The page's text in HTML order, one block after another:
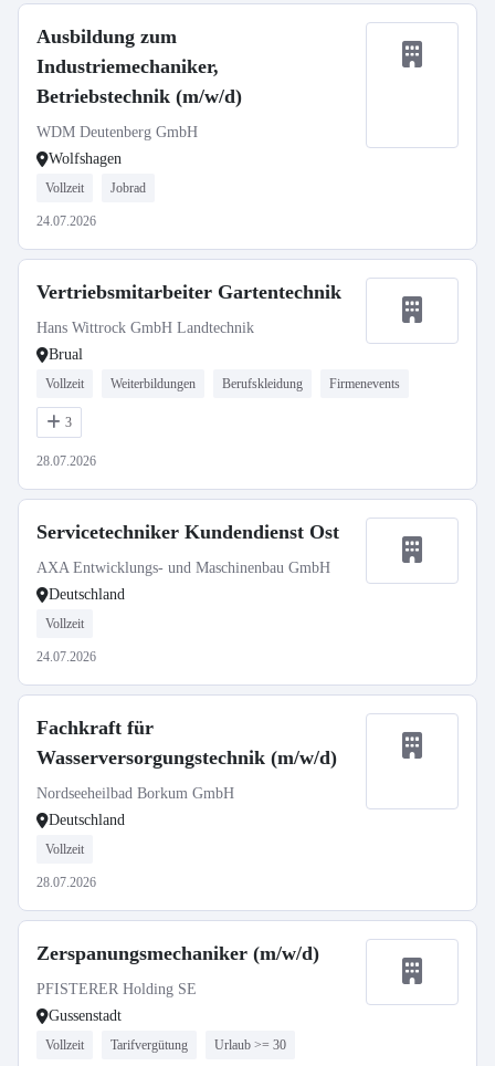
Ausbildung zum
Industriemechaniker,
Betriebstechnik (m/w/d)
WDM Deutenberg GmbH
Wolfshagen
Vollzeit Jobrad
24.07.2026
Vertriebsmitarbeiter Gartentechnik
Hans Wittrock GmbH Landtechnik
Brual
Vollzeit Weiterbildungen Berufskleidung Firmenevents
3
28.07.2026
Servicetechniker Kundendienst Ost
AXA Entwicklungs- und Maschinenbau GmbH
Deutschland
Vollzeit
24.07.2026
Fachkraft für
Wasserversorgungstechnik (m/w/d)
Nordseeheilbad Borkum GmbH
Deutschland
Vollzeit
28.07.2026
Zerspanungsmechaniker (m/w/d)
PFISTERER Holding SE
Gussenstadt
Vollzeit Tarifvergütung Urlaub >= 30